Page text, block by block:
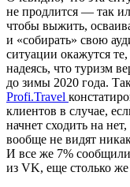
не продлится — так
чтобы выжить,
и «собирать» свою
ситуации окажутся
надеясь, что туризм
до зимы 2020 года.
Profi.Travel
клиентов в случае,
начнет сходить на
вообще не видят
И все же 7%
из VK, еще столько